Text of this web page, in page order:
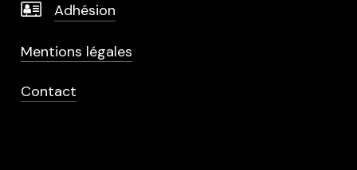
Adhésion
Mentions légales
Contact